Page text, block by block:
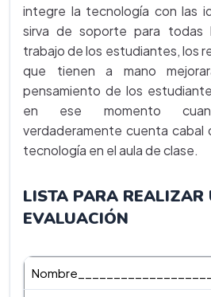
integre la tecnología con las
sirva de soporte para todas
trabajo de los estudiantes, los
que tienen a mano
pensamiento de los
en ese momento
verdaderamente cuenta cabal
tecnología en el aula de clase.
LISTA PARA REALIZAR
EVALUACIÓN